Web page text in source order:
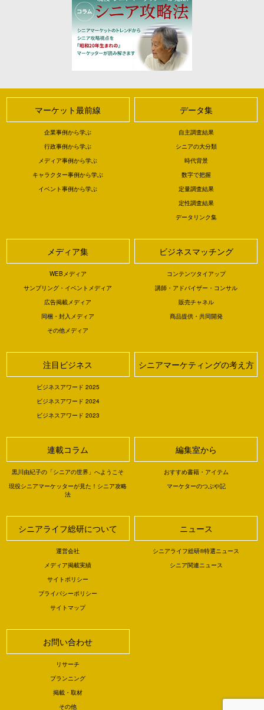
マーケット最前線
企業事例から学ぶ
行政事例から学ぶ
メディア事例から学ぶ
キャラクター事例から学ぶ
イベント事例から学ぶ
データ集
自主調査結果
シニアの大分類
時代背景
数字で把握
定量調査結果
定性調査結果
データリンク集
メディア集
WEBメディア
サンプリング・イベントメディア
広告掲載メディア
同梱・封入メディア
その他メディア
ビジネスマッチング
コンテンツタイアップ
講師・アドバイザー・コンサル
販売チャネル
商品提供・共同開発
注目ビジネス
ビジネスアワード 2025
ビジネスアワード 2024
ビジネスアワード 2023
シニアマーケティングの考え方
連載コラム
黒川由紀子の「シニアの世界」へようこそ
現役シニアマーケッターが見た！シニア攻略
法
編集室から
おすすめ書籍・アイテム
マーケターのつぶや記
シニアライフ総研について
運営会社
メディア掲載実績
サイトポリシー
プライバシーポリシー
サイトマップ
ニュース
シニアライフ総研®特選ニュース
シニア関連ニュース
お問い合わせ
リサーチ
プランニング
掲載・取材
その他